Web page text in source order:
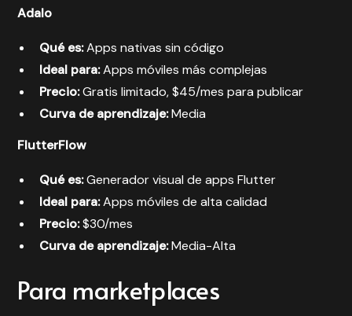
Adalo
Qué es:Apps nativas sin código
Ideal para:Apps móviles más complejas
Precio:Gratis limitado, $45/mes para publicar
Curva de aprendizaje:Media
FlutterFlow
Qué es:Generador visual de apps Flutter
Ideal para:Apps móviles de alta calidad
Precio:$30/mes
Curva de aprendizaje:Media-Alta
Para marketplaces